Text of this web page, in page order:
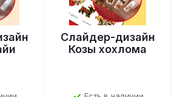
Слайдер-дизайн
Козы хохлома